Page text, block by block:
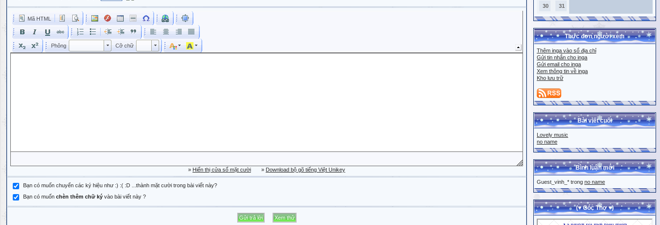
Mã HTML
Phông Cỡ chữ Kích cỡ phông
» Hiển thị cửa sổ mặt cười » Download bộ gõ tiếng Việt Unikey
Bạn có muốn chuyển các ký hiệu như :) :( :D ...thành mặt cười trong bài viết này?
Bạn có muốn chèn thêm chữ ký vào bài viết này ?
30 31
Thực đơn người xem
Thêm inga vào sổ địa chỉ
Gửi tin nhắn cho inga
Gửi email cho inga
Xem thông tin về inga
Kho lưu trữ
Bài viết cuối
Lovely music
no name
Bình luận mới
Guest_vinh_* trong no name
(♥ Góc Thơ ♥)